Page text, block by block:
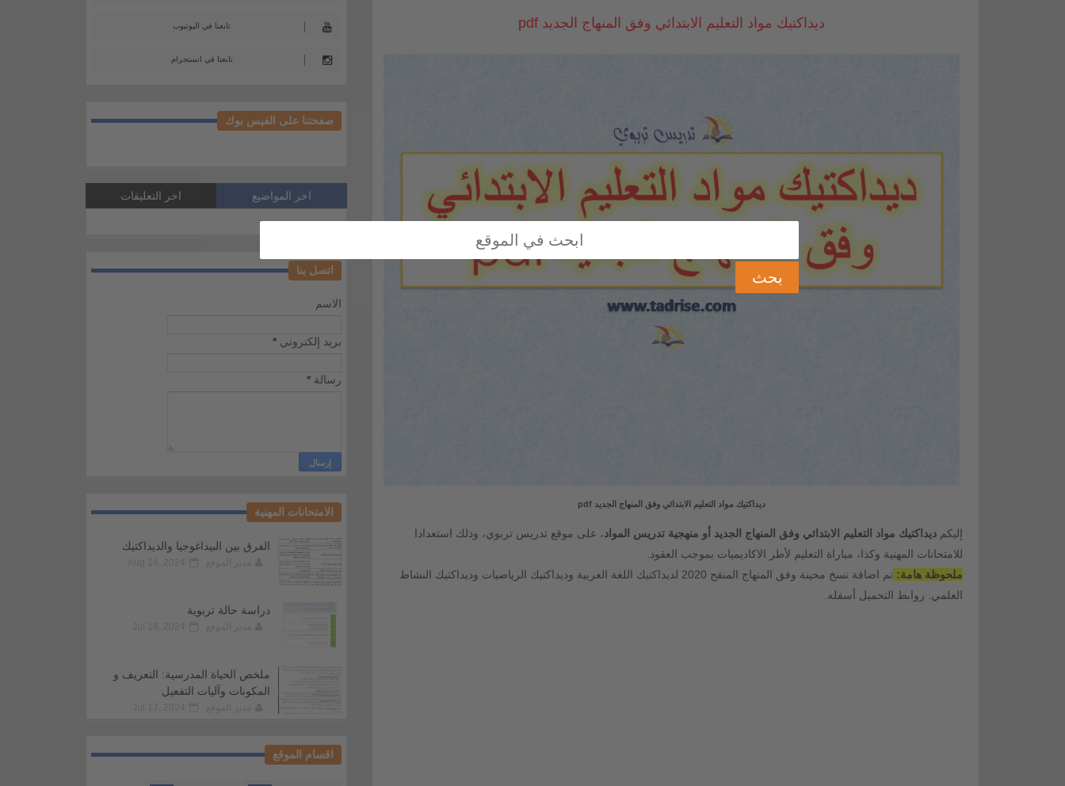
ديداكتيك مواد التعليم الابتدائي وفق المنهاج الجديد pdf
ديداكتيك مواد التعليم الابتدائي وفق المنهاج الجديد pdf
إليكم ديداكتيك مواد التعليم الابتدائي وفق المنهاج الجديد أو منهجية تدريس المواد، على موقع تدريس تربوي، وذلك استعدادا
للامتحانات المهنية وكذا، مباراة التعليم لأطر الاكاديميات بموجب العقود.
ملحوظة هامة:
تم اضافة نسخ محينة وفق المنهاج المنقح 2020 لديداكتيك اللغة العربية وديداكتيك الرياضيات وديداكتيك النشاط
العلمي. روابط التحميل أسفله.
تابعنا في اليوتيوب
تابعنا في انستجرام
صفحتنا على الفيس بوك
اخر المواضيع اخر التعليقات
اتصل بنا
الاسم
بريد إلكتروني *
رسالة *
الامتحانات المهنية
الفرق بين البيداغوجيا والديداكتيك
دراسة حالة تربوية
ملخص الحياة المدرسية: التعريف و
المكونات وآليات التفعيل
اقسام الموقع